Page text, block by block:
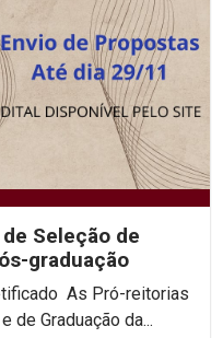
Seleção de
graduação
reitorias
de Graduação da...